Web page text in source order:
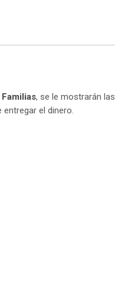
, se le mostrarán las
el dinero.